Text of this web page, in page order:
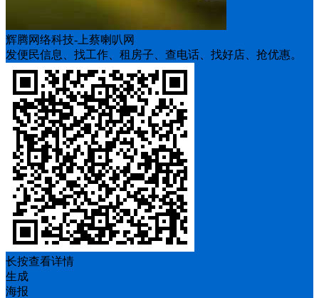
辉腾网络科技-上蔡喇叭网
发便民信息、找工作、租房子、查电话、找好店、抢优惠。
长按查看详情
生成
海报